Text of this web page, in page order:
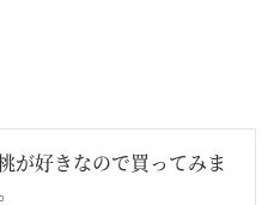
が好きなので買ってみま